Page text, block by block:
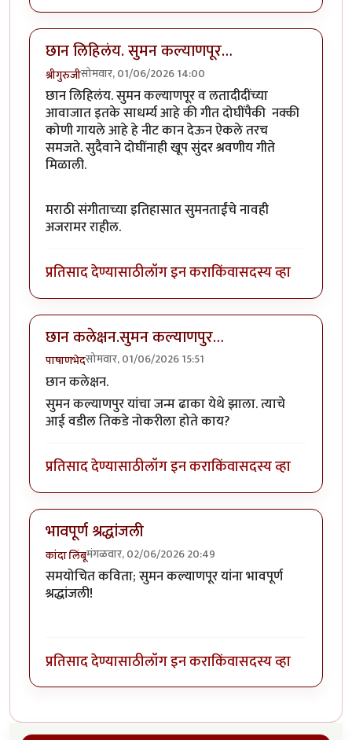
छान लिहिलंय. सुमन कल्याणपूर…
श्रीगुरुजीसोमवार, 01/06/2026 14:00
छान लिहिलंय. सुमन कल्याणपूर व लतादीदींच्या
आवाजात इतके साधर्म्य आहे की गीत दोघींपैकी नक्की
कोणी गायले आहे हे नीट कान देऊन ऐकले तरच
समजते. सुदैवाने दोघींनाही खूप सुंदर श्रवणीय गीते
मिळाली.‌
मराठी संगीताच्या इतिहासात सुमनताईंचे नावही
अजरामर राहील.
प्रतिसाद देण्यासाठीलॉग इन कराकिंवासदस्य व्हा
छान कलेक्षन.सुमन कल्याणपुर…
पाषाणभेदसोमवार, 01/06/2026 15:51
छान कलेक्षन.
सुमन कल्याणपुर यांचा जन्म ढाका येथे झाला. त्याचे
आई वडील तिकडे नोकरीला होते काय?
प्रतिसाद देण्यासाठीलॉग इन कराकिंवासदस्य व्हा
भावपूर्ण श्रद्धांजली
कांदा लिंबूमंगळवार, 02/06/2026 20:49
समयोचित कविता; सुमन कल्याणपूर यांना भावपूर्ण
श्रद्धांजली!
प्रतिसाद देण्यासाठीलॉग इन कराकिंवासदस्य व्हा